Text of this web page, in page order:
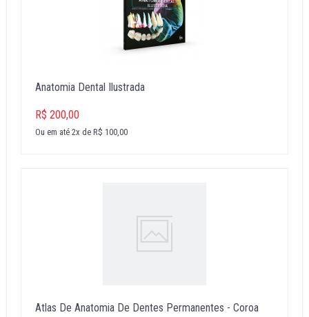
Anatomia Dental Ilustrada
R$ 200,00
Ou em até 2x de R$ 100,00
Atlas De Anatomia De Dentes Permanentes - Coroa